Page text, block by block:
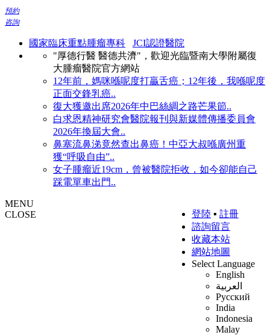
預約
咨詢
國家臨床重點腫瘤專科
JCI認證醫院
"厚德行醫 醫德共濟"，歡迎光臨暨南大學附屬復
大腫瘤醫院官方網站
12年前，媽咪喺呢度打贏舌癌；12年後，我喺呢度
正面交鋒乳癌..
復大獲邀出席2026年中巴絲綢之路芒果節..
白求恩精神研究會醫院報刊與新媒體傳播委員會
2026年換屆大會..
鼻塞流鼻涕竟然查出鼻癌！中亞大叔喺廣州重
獲“呼吸自由”..
女子腫瘤近19cm，曾被醫院拒收，如今卻能自己
踩電單車出門..
登陸 ▪ 註冊
諮詢留言
收藏本站
網站地圖
Select Language
English
العربية
Русский
India
Indonesia
Malay
MENU
CLOSE